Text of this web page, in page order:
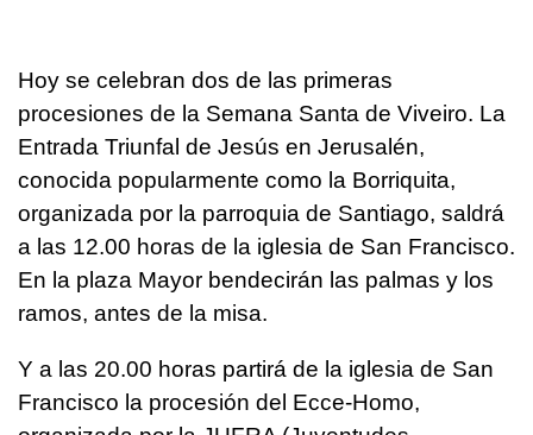
Hoy se celebran dos de las primeras
procesiones de la Semana Santa de Viveiro. La
Entrada Triunfal de Jesús en Jerusalén,
conocida popularmente como la Borriquita,
organizada por la parroquia de Santiago, saldrá
a las 12.00 horas de la iglesia de San Francisco.
En la plaza Mayor bendecirán las palmas y los
ramos, antes de la misa.
Y a las 20.00 horas partirá de la iglesia de San
Francisco la procesión del Ecce-Homo,